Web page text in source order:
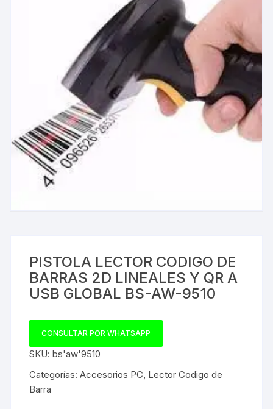
PISTOLA LECTOR CODIGO DE
BARRAS 2D LINEALES Y QR A
USB GLOBAL BS-AW-9510
CONSULTAR POR WHATSAPP
SKU:bs'aw'9510
Categorías:Accesorios PC Lector Codigo de
Barra